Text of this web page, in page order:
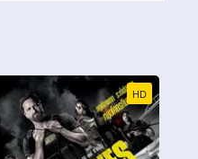
HD